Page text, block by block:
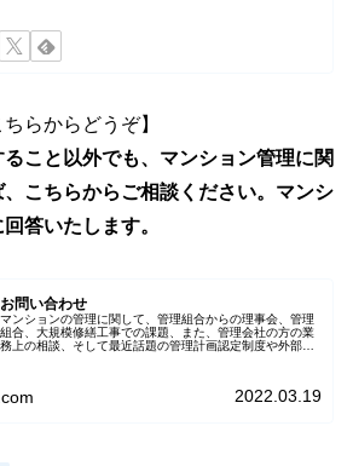
らからどうぞ】
こと以外でも、マンション管理に関
こちらからご相談ください。マンシ
答いたします。
お問い合わせ
マンションの管理に関して、管理組合からの理事会、管理
組合、大規模修繕工事での課題、また、管理会社の方の業
務上の相談、そして最近話題の管理計画認定制度や外部管
2022.03.19